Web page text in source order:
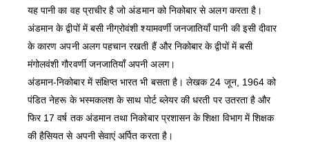
यह पानी का वह प्राचीर है जो अंडमान को निकोबार से अलग करता है।
अंडमान के द्वीपों में बसी नीग्रोवंशी श्यामवर्णी जनजातियाँ पानी की इसी दीवार
के कारण अपनी अलग पहचान रखती हैं और निकोबार के द्वीपों में बसी
मंगोलवंशी गौरवर्णी जनजातियाँ अपनी अलग।
अंडमान-निकोबार में संक्षिप्त भारत भी बसता है। लेखक 24 जून, 1964 को
पंडित नेहरू के भस्मकलश के साथ पोर्ट ब्लेयर की धरती पर उतरता है और
फिर 17 वर्ष तक अंडमान तथा निकोबार प्रशासन के शिक्षा विभाग में शिक्षक
की हैसियत से अपनी सेवाएं अर्पित करता है।